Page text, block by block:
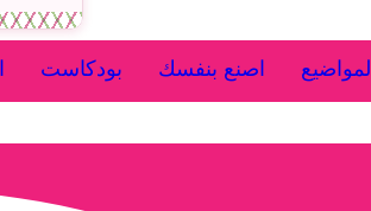
المواضيع اصنع بنفسك بودكاست